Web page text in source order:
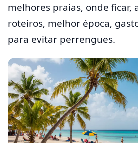
melhores praias, onde ficar,
roteiros, melhor época,
para evitar perrengues.